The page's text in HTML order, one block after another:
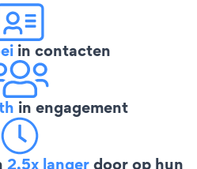
in contacten
in engagement
2,5x langerdoor op hun